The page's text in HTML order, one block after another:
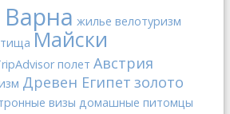
жилье велотуризм
Майски
полет Австрия
Древен Египет золото
визы домашные питомцы